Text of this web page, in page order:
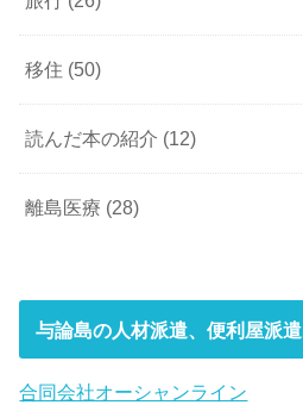
移住 (50)
読んだ本の紹介 (12)
離島医療 (28)
与論島の人材派遣、便利屋派
合同会社オーシャンライン